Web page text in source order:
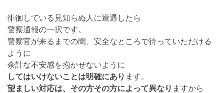
徘徊している見知らぬ人に遭遇したら
警察通報の一択です。
警察官が来るまでの間、安全なところで待っていただける
ように
余計な不安感を抱かせないように
してはいけないことは明確にあり ます。
望ましい対応は、その方その方によって異なり ますから